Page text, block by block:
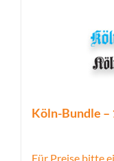
Köln-Bundle –
Für Preise bitte